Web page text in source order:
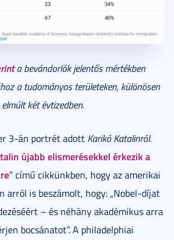
a bevándorlók jelentős mértékben
a tudományos területeken, különösen
két évtizedben.
3-án portrét adott Karikó Katalinról.
újabb elismerésekkel érkezik a
” című cikkünkben, hogy az amerikai
arról is beszámolt, hogy: „Nobel-díjat
– és néhány akadémikus arra
bocsánatot”. A philadelphiai